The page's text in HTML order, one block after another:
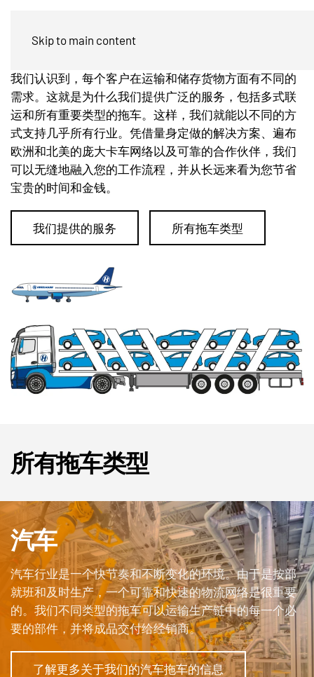
Skip to main content
客户
我们认识到，每个客户在运输和储存货物方面有不同的
需求。这就是为什么我们提供广泛的服务，包括多式联
运和所有重要类型的拖车。这样，我们就能以不同的方
式支持几乎所有行业。凭借量身定做的解决方案、遍布
欧洲和北美的庞大卡车网络以及可靠的合作伙伴，我们
可以无缝地融入您的工作流程，并从长远来看为您节省
宝贵的时间和金钱。
我们提供的服务 所有拖车类型
所有拖车类型
汽车
汽车行业是一个快节奏和不断变化的环境。由于是按部
就班和及时生产，一个可靠和快速的物流网络是很重要
的。我们不同类型的拖车可以运输生产链中的每一个必
要的部件，并将成品交付给经销商。
了解更多关于我们的汽车拖车的信息